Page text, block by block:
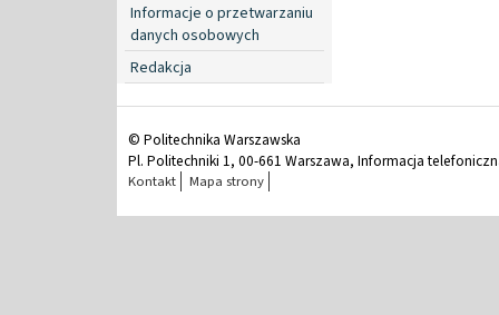
Informacje o przetwarzaniu
danych osobowych
Redakcja
© Politechnika Warszawska
Pl. Politechniki 1, 00-661 Warszawa, Informacja
Kontakt Mapa strony